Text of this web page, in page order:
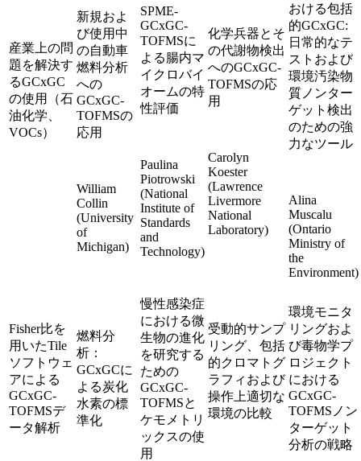
産業上の問
題を解決す
るGCxGC
の使用（石
油化学、
VOCs）
新規およ
び使用中
の自動車
燃料分析
への
GCxGC-
TOFMSの
応用
William
Collin
(University
of
Michigan)
SPME-
GCxGC-
TOFMSに
よる腸内マ
イクロバイ
オームの特
性評価
Paulina
Piotrowski
(National
Institute of
Standards
and
Technology)
化学兵器とそ
の代謝物検出
へのGCxGC-
TOFMSの応
用
Carolyn
Koester
(Lawrence
Livermore
National
Laboratory)
おける包括
的GCxGC:
日常的なテ
ストおよび
環境汚染物
質ノンター
ゲット検出
のための強
力なツール
Alina
Muscalu
(Ontario
Ministry of
the
Environment)
Fisher比を
用いたTile
ソフトウェ
アによる
GCxGC-
TOFMSデ
ータ解析
燃料分
析：
GCxGCに
よる炭化
水素の標
準化
慢性感染症
における微
生物の進化
を研究する
ための
GCxGC-
TOFMSと
ケモメトリ
ックスの使
用
受動的サンプ
リング、包括
的クロマトグ
ラフィおよび
操作上適切な
環境の比較
環境モニタ
リングおよ
び毒物学プ
ロジェクト
における
GCxGC-
TOFMSノン
ターゲット
分析の戦略